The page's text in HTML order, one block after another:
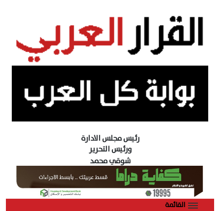
رئيس مجلس الادارة
ورئيس التحرير
شوقي محمد
القائمة